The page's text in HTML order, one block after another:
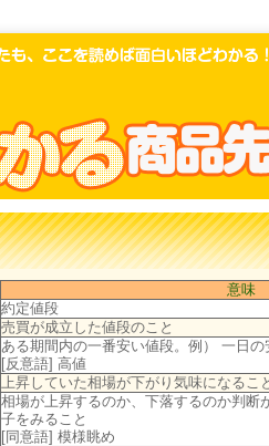
意味
約定値段
売買が成立した値段のこと
ある期間内の一番安い値段。例） 一日
[反意語] 高値
上昇していた相場が下がり気味になるこ
相場が上昇するのか、下落するのか判断
子をみること
[同意語] 模様眺め